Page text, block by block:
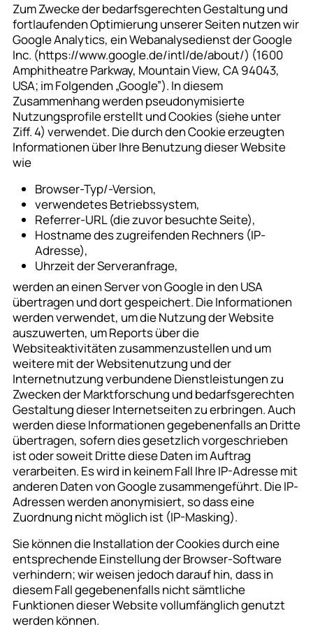
Zum Zwecke der bedarfsgerechten Gestaltung und
fortlaufenden Optimierung unserer Seiten nutzen wir
Google Analytics, ein Webanalysedienst der Google
Inc. (https://www.google.de/intl/de/about/) (1600
Amphitheatre Parkway, Mountain View, CA 94043,
USA; im Folgenden „Google”). In diesem
Zusammenhang werden pseudonymisierte
Nutzungsprofile erstellt und Cookies (siehe unter
Ziff. 4) verwendet. Die durch den Cookie erzeugten
Informationen über Ihre Benutzung dieser Website
wie
Browser-Typ/-Version,
verwendetes Betriebssystem,
Referrer-URL (die zuvor besuchte Seite),
Hostname des zugreifenden Rechners (IP-
Adresse),
Uhrzeit der Serveranfrage,
werden an einen Server von Google in den USA
übertragen und dort gespeichert. Die Informationen
werden verwendet, um die Nutzung der Website
auszuwerten, um Reports über die
Websiteaktivitäten zusammenzustellen und um
weitere mit der Websitenutzung und der
Internetnutzung verbundene Dienstleistungen zu
Zwecken der Marktforschung und bedarfsgerechten
Gestaltung dieser Internetseiten zu erbringen. Auch
werden diese Informationen gegebenenfalls an Dritte
übertragen, sofern dies gesetzlich vorgeschrieben
ist oder soweit Dritte diese Daten im Auftrag
verarbeiten. Es wird in keinem Fall Ihre IP-Adresse mit
anderen Daten von Google zusammengeführt. Die IP-
Adressen werden anonymisiert, so dass eine
Zuordnung nicht möglich ist (IP-Masking).
Sie können die Installation der Cookies durch eine
entsprechende Einstellung der Browser-Software
verhindern; wir weisen jedoch darauf hin, dass in
diesem Fall gegebenenfalls nicht sämtliche
Funktionen dieser Website vollumfänglich genutzt
werden können.